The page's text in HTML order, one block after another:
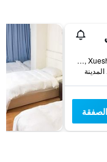
No.181, Xueshi Rd., North District, تايتشونغ, تايوان